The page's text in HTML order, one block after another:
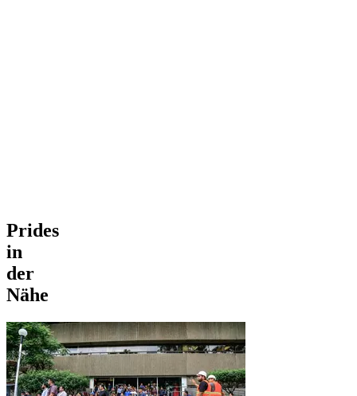
Prides
in
der
Nähe